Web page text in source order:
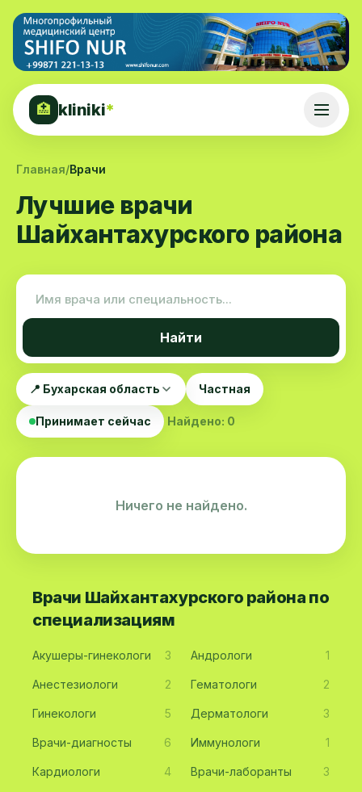
🏥 kliniki*
Главная/Врачи
Лучшие врачи
Шайхантахурского района
Найти
📍 Бухарская область Частная
Принимает сейчас Найдено: 0
Ничего не найдено.
Врачи Шайхантахурского района по
специализациям
Акушеры-гинекологи 3 Андрологи 1
Анестезиологи 2 Гематологи 2
Гинекологи 5 Дерматологи 3
Врачи-диагносты 6 Иммунологи 1
Кардиологи 4 Врачи-лаборанты 3